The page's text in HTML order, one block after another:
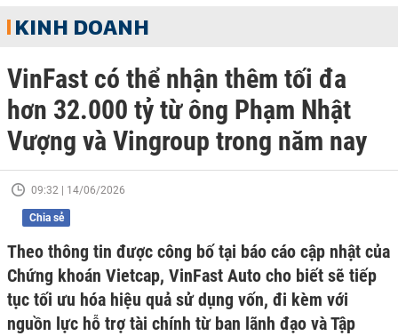
KINH DOANH
VinFast có thể nhận thêm tối đa
hơn 32.000 tỷ từ ông Phạm Nhật
Vượng và Vingroup trong năm nay
09:32 | 14/06/2026
Chia sẻ
Theo thông tin được công bố tại báo cáo cập nhật của
Chứng khoán Vietcap, VinFast Auto cho biết sẽ tiếp
tục tối ưu hóa hiệu quả sử dụng vốn, đi kèm với
nguồn lực hỗ trợ tài chính từ ban lãnh đạo và Tập